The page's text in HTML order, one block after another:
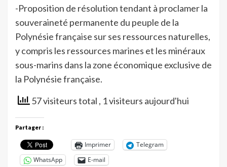
-Proposition de résolution tendant à proclamer la
souveraineté permanente du peuple de la
Polynésie française sur ses ressources naturelles,
y compris les ressources marines et les minéraux
sous-marins dans la zone économique exclusive de
la Polynésie française.
57 visiteurs total , 1 visiteurs aujourd'hui
Partager :
Imprimer
Telegram
WhatsApp
E-mail